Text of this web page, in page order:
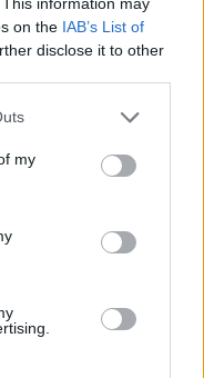
on the IAB’s List of
disclose it to other
one or more Google
You may click to
third-party tags to
in below Google
my